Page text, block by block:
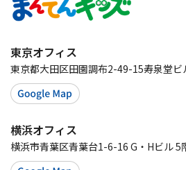
東京オフィス
東京都大田区田園調布2-49-15寿泉堂ビ
横浜オフィス
横浜市青葉区青葉台1-6-16 G・Hビル 5